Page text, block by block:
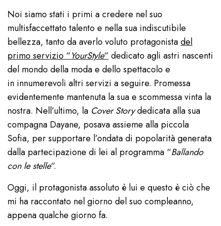
Noi siamo stati i primi a credere nel suo
multisfaccettato talento e nella sua indiscutibile
bellezza, tanto da averlo voluto protagonistadel
primo servizio “YourStyle“ dedicato agli astri nascenti
del mondo della moda e dello spettacolo e
in innumerevoli altri servizi a seguire. Promessa
evidentemente mantenuta la sua e scommessa vinta la
nostra. Nell’ultimo, la Cover Storydedicata alla sua
compagna Dayane, posava assieme alla piccola
Sofia, per supportare l’ondata di popolarità generata
dalla partecipazione di lei al programma “Ballando
con le stelle“.
Oggi, il protagonista assoluto è lui e questo è ciò che
mi ha raccontato nel giorno del suo compleanno,
appena qualche giorno fa.